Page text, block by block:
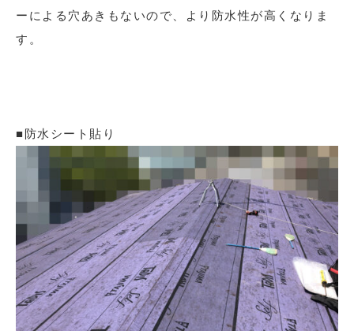
ーによる穴あきもないので、より防水性が高くなりま
す。
■防水シート貼り